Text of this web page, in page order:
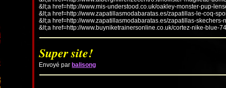
&lt;a href=http://www.mis-understood.co.uk/oakley-monster-pup-
&lt;a href=http://www.zapatillasmodabaratas.es/zapatillas-le-coq-
&lt;a href=http://www.zapatillasmodabaratas.es/zapatillas-
&lt;a href=http://www.buyniketrainersonline.co.uk/cortez-nike-blue-
Super site!
Envoyé par balisong